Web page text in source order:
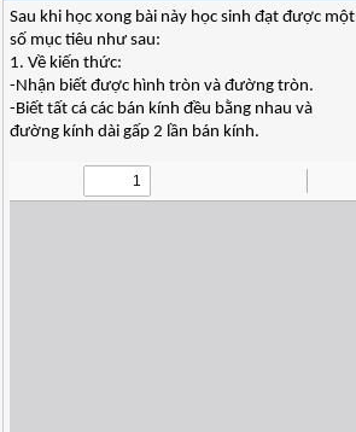
Sau khi học xong bài này học sinh đạt được một
số mục tiêu như sau:
1. Về kiến thức:
-Nhận biết được hình tròn và đường tròn.
-Biết tất cá các bán kính đều bằng nhau và
đường kính dài gấp 2 lần bán kính.